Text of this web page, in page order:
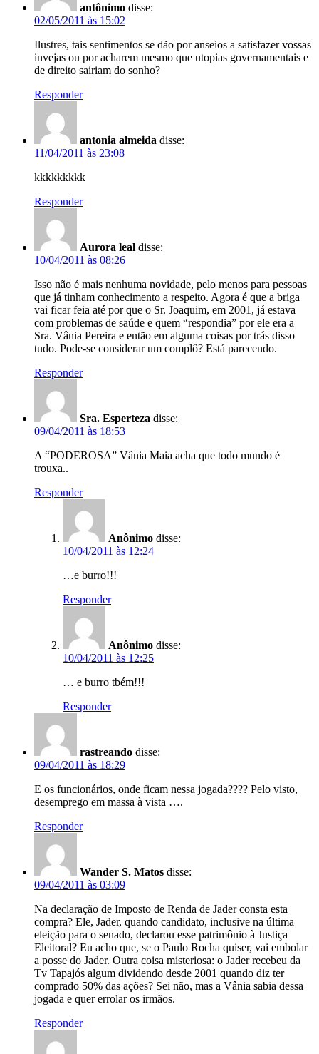
antônimo disse:
02/05/2011 às 15:02
Ilustres, tais sentimentos se dão por anseios a satisfazer vossas
invejas ou por acharem mesmo que utopias governamentais e
de direito sairiam do sonho?
Responder
antonia almeida disse:
11/04/2011 às 23:08
kkkkkkkkk
Responder
Aurora leal disse:
10/04/2011 às 08:26
Isso não é mais nenhuma novidade, pelo menos para pessoas
que já tinham conhecimento a respeito. Agora é que a briga
vai ficar feia até por que o Sr. Joaquim, em 2001, já estava
com problemas de saúde e quem “respondia” por ele era a
Sra. Vânia Pereira e então em alguma coisas por trás disso
tudo. Pode-se considerar um complô? Está parecendo.
Responder
Sra. Esperteza disse:
09/04/2011 às 18:53
A “PODEROSA” Vânia Maia acha que todo mundo é
trouxa..
Responder
Anônimo disse:
10/04/2011 às 12:24
…e burro!!!
Responder
Anônimo disse:
10/04/2011 às 12:25
… e burro tbém!!!
Responder
rastreando disse:
09/04/2011 às 18:29
E os funcionários, onde ficam nessa jogada???? Pelo visto,
desemprego em massa à vista ….
Responder
Wander S. Matos disse:
09/04/2011 às 03:09
Na declaração de Imposto de Renda de Jader consta esta
compra? Ele, Jader, quando candidato, inclusive na última
eleição para o senado, declarou esse patrimônio à Justiça
Eleitoral? Eu acho que, se o Paulo Rocha quiser, vai embolar
a posse do Jader. Outra coisa misteriosa: o Jader recebeu da
Tv Tapajós algum dividendo desde 2001 quando diz ter
comprado 50% das ações? Sei não, mas a Vânia sabia dessa
jogada e quer errolar os irmãos.
Responder